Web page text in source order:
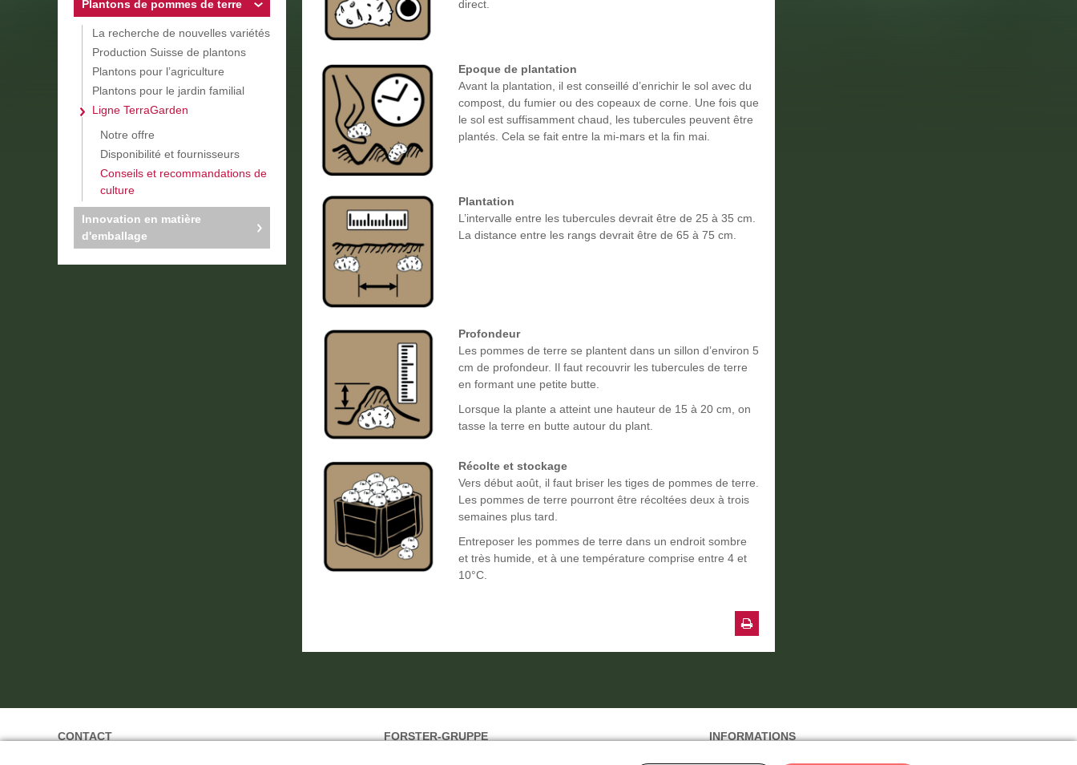
direct.
Epoque de plantation
Avant la plantation, il est conseillé d’enrichir le sol avec du
compost, du fumier ou des copeaux de corne. Une fois que
le sol est suffisamment chaud, les tubercules peuvent être
plantés. Cela se fait entre la mi-mars et la fin mai.
Plantation
L’intervalle entre les tubercules devrait être de 25 à 35 cm.
La distance entre les rangs devrait être de 65 à 75 cm.
Profondeur
Les pommes de terre se plantent dans un sillon d’environ 5
cm de profondeur. Il faut recouvrir les tubercules de terre
en formant une petite butte.
Lorsque la plante a atteint une hauteur de 15 à 20 cm, on
tasse la terre en butte autour du plant.
Récolte et stockage
Vers début août, il faut briser les tiges de pommes de terre.
Les pommes de terre pourront être récoltées deux à trois
semaines plus tard.
Entreposer les pommes de terre dans un endroit sombre
et très humide, et à une température comprise entre 4 et
10°C.
Plantons de pommes de terre
La recherche de nouvelles variétés
Production Suisse de plantons
Plantons pour l’agriculture
Plantons pour le jardin familial
Ligne TerraGarden
Notre offre
Disponibilité et fournisseurs
Conseils et recommandations de
culture
Innovation en matière
d'emballage
CONTACT
FORSTER-GRUPPE
INFORMATIONS